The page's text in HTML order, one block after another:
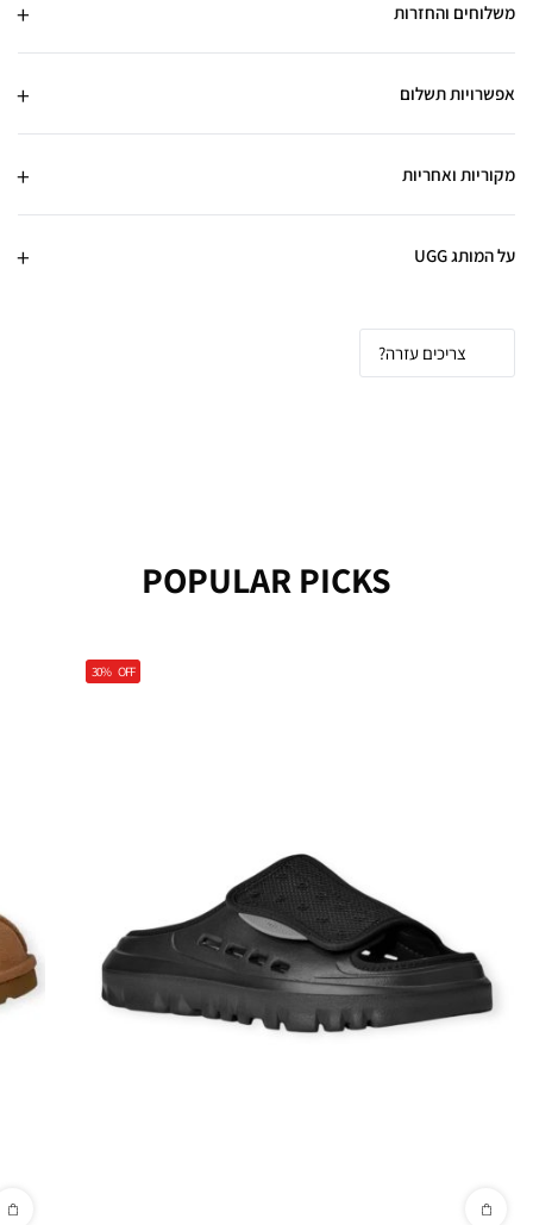
משלוחים והחזרות
אפשרויות תשלום
מקוריות ואחריות
על המותג UGG
צריכים עזרה?
POPULAR PICKS
30% OFF